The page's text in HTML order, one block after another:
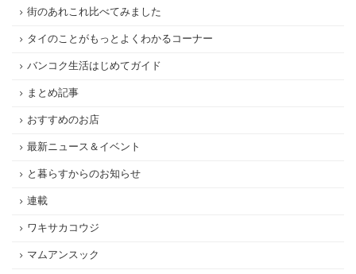
街のあれこれ比べてみました
タイのことがもっとよくわかるコーナー
バンコク生活はじめてガイド
まとめ記事
おすすめのお店
最新ニュース＆イベント
と暮らすからのお知らせ
連載
ワキサカコウジ
マムアンスック